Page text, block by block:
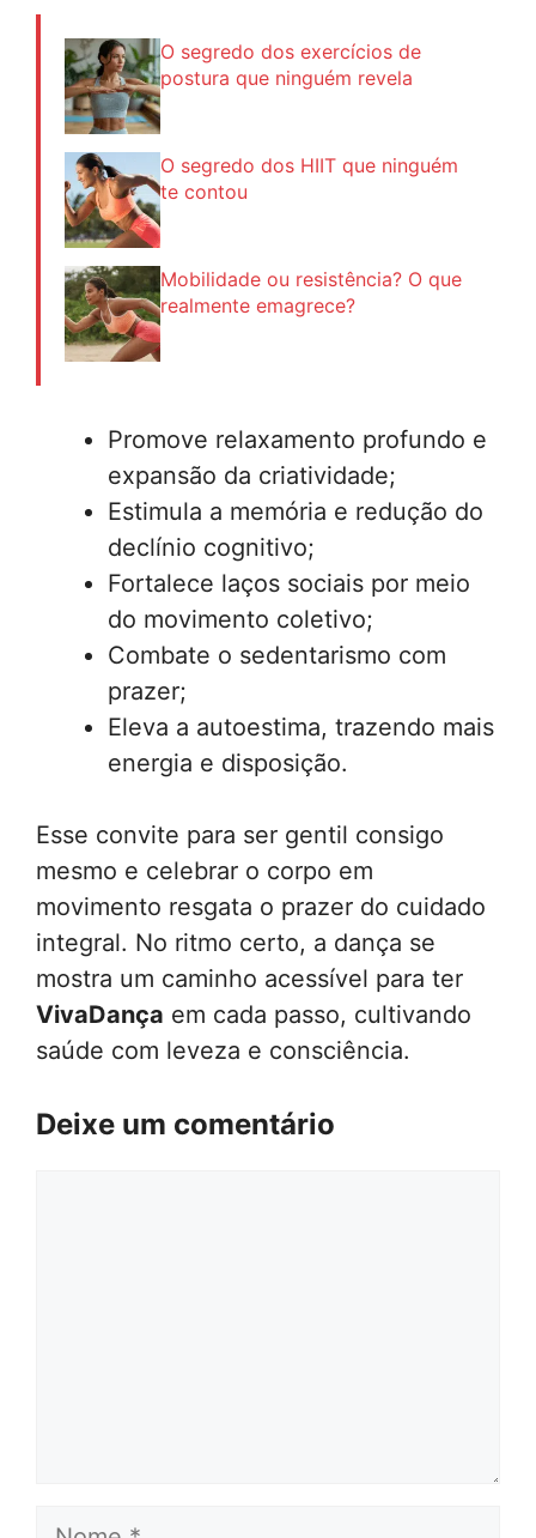
O segredo dos exercícios de
postura que ninguém revela
O segredo dos HIIT que ninguém
te contou
Mobilidade ou resistência? O que
realmente emagrece?
Promove relaxamento profundo e
expansão da criatividade;
Estimula a memória e redução do
declínio cognitivo;
Fortalece laços sociais por meio
do movimento coletivo;
Combate o sedentarismo com
prazer;
Eleva a autoestima, trazendo mais
energia e disposição.
Esse convite para ser gentil consigo
mesmo e celebrar o corpo em
movimento resgata o prazer do cuidado
integral. No ritmo certo, a dança se
mostra um caminho acessível para ter
VivaDança em cada passo, cultivando
saúde com leveza e consciência.
Deixe um comentário
Nome